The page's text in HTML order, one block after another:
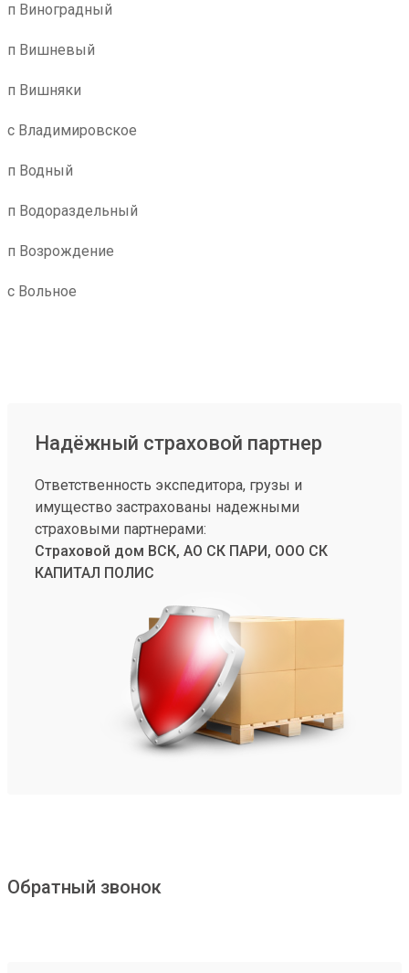
п Виноградный
п Вишневый
п Вишняки
с Владимировское
п Водный
п Водораздельный
п Возрождение
с Вольное
Надёжный страховой партнер
Ответственность экспедитора, грузы и
имущество застрахованы надежными
страховыми партнерами:
Страховой дом ВСК, АО СК ПАРИ, ООО СК
КАПИТАЛ ПОЛИС
Обратный звонок